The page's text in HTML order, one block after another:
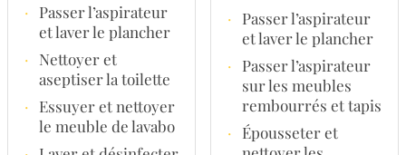
· Passer l’aspirateur
et laver le plancher
· Nettoyer et
aseptiser la toilette
· Essuyer et nettoyer
le meuble de lavabo
· Passer l’aspirateur
et laver le plancher
· Passer l’aspirateur
sur les meubles
rembourrés et tapis
· Épousseter et